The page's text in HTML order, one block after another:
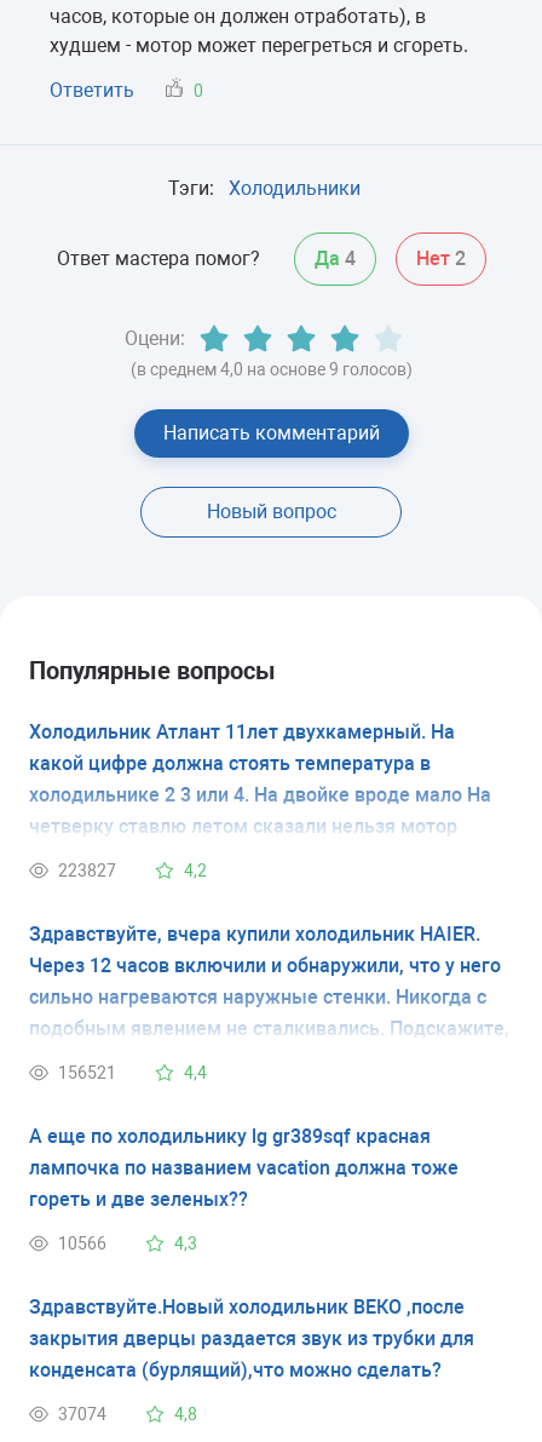
часов, которые он должен отработать), в
худшем - мотор может перегреться и сгореть.
Ответить
0
Тэги: Холодильники
Ответ мастера помог? Да 4 Нет 2
Оцени:
(в среднем 4,0 на основе 9 голосов)
Написать комментарий
Новый вопрос
Популярные вопросы
Холодильник Атлант 11лет двухкамерный. На
какой цифре должна стоять температура в
холодильнике 2 3 или 4. На двойке вроде мало На
четверку ставлю летом сказали нельзя мотор
испортится
223827 4,2
Здравствуйте, вчера купили холодильник HAIER.
Через 12 часов включили и обнаружили, что у него
сильно нагреваются наружные стенки. Никогда с
подобным явлением не сталкивались. Подскажите,
это неисправность холодильника или это
156521 4,4
А еще по холодильнику lg gr389sqf красная
лампочка по названием vacation должна тоже
гореть и две зеленых??
10566 4,3
Здравствуйте.Новый холодильник ВЕКО ,после
закрытия дверцы раздается звук из трубки для
конденсата (бурлящий),что можно сделать?
37074 4,8